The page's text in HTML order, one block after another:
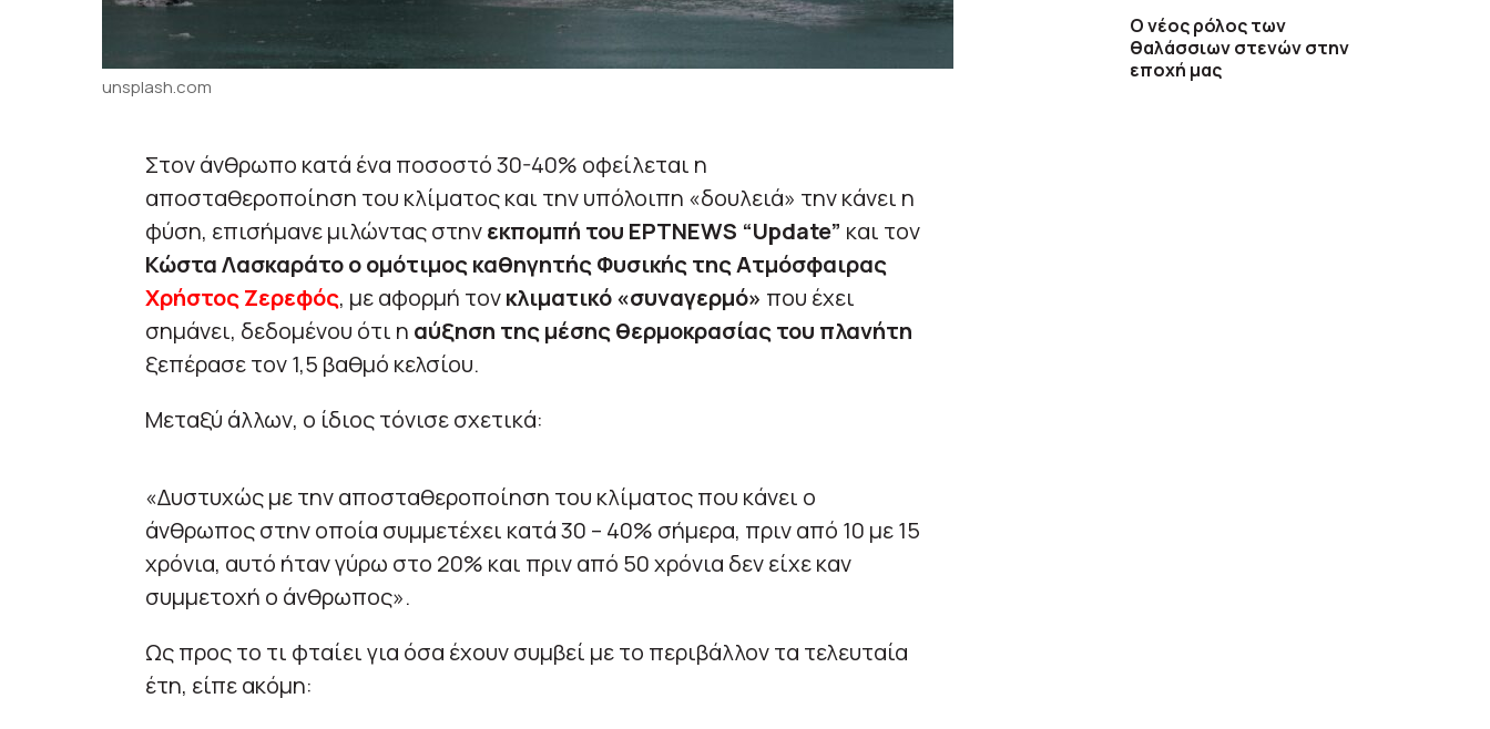
unsplash.com
Στον άνθρωπο κατά ένα ποσοστό 30-40% οφείλεται η
αποσταθεροποίηση του κλίματος και την υπόλοιπη «δουλειά» την κάνει η
φύση, επισήμανε μιλώντας στηνεκπομπή του ΕΡΤNEWS “Update” και τον
Κώστα Λασκαράτο ο ομότιμος καθηγητής Φυσικής της Ατμόσφαιρας
Χρήστος Ζερεφός, με αφορμή τονκλιματικό «συναγερμό» που έχει
σημάνει, δεδομένου ότι η αύξηση της μέσης θερμοκρασίας του πλανήτη
ξεπέρασε τον 1,5 βαθμό κελσίου.
Μεταξύ άλλων, ο ίδιος τόνισε σχετικά:
«Δυστυχώς με την αποσταθεροποίηση του κλίματος που κάνει ο
άνθρωπος στην οποία συμμετέχει κατά 30 – 40% σήμερα, πριν από 10 με 15
χρόνια, αυτό ήταν γύρω στο 20% και πριν από 50 χρόνια δεν είχε καν
συμμετοχή ο άνθρωπος».
Ως προς το τι φταίει για όσα έχουν συμβεί με το περιβάλλον τα τελευταία
έτη, είπε ακόμη:
O νέος ρόλος των
θαλάσσιων στενών στην
εποχή μας